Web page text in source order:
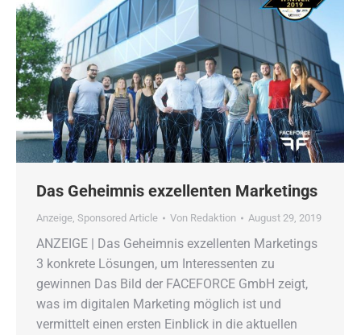
Das Geheimnis exzellenten Marketings
Anzeige Sponsored Article Von Redaktion August 29, 2019
ANZEIGE | Das Geheimnis exzellenten Marketings
3 konkrete Lösungen, um Interessenten zu
gewinnen Das Bild der FACEFORCE GmbH zeigt,
was im digitalen Marketing möglich ist und
vermittelt einen ersten Einblick in die aktuellen